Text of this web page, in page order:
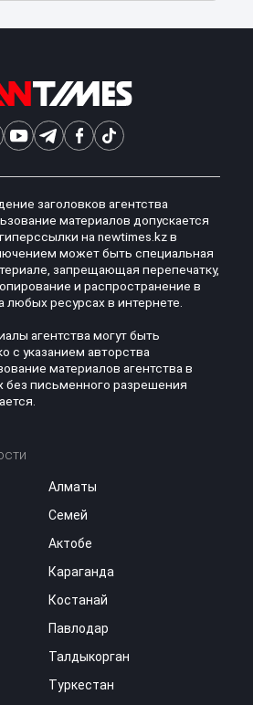
заголовков агентства
материалов допускается
на newtimes.kz в
может быть специальная
запрещающая перепечатку,
и распространение в
любых ресурсах в интернете.
агентства могут быть
с указанием авторства
материалов агентства в
без письменного разрешения
Алматы
Семей
Актобе
Караганда
Костанай
Павлодар
Талдыкорган
Туркестан